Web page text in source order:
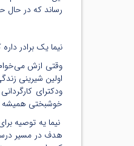
رساند که در حال
نیما یک برادر داره که درس می‌خونه. سال ۸۷ پدرش را ازدست داده و ۸ سال پیش با
وقتی ازش
ودکترای
خوشبختی همیشه
نیما یه توصیه